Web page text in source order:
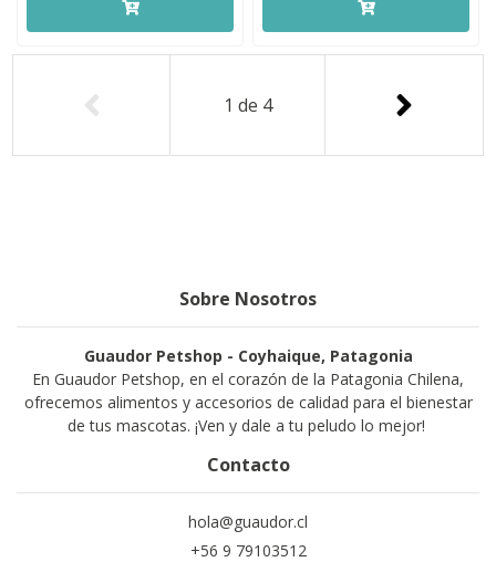
1 de 4
Sobre Nosotros
Guaudor Petshop - Coyhaique, Patagonia
En Guaudor Petshop, en el corazón de la Patagonia Chilena,
ofrecemos alimentos y accesorios de calidad para el bienestar
de tus mascotas. ¡Ven y dale a tu peludo lo mejor!
Contacto
hola@guaudor.cl
+56 9 79103512